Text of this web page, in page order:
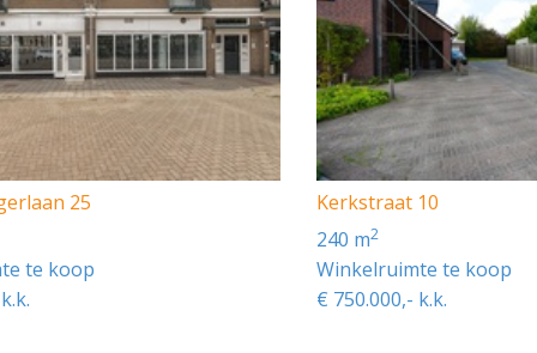
25
te koop
Kerkstraat 10
240 m2
Winkelruimte te koop
€ 750.000,- k.k.